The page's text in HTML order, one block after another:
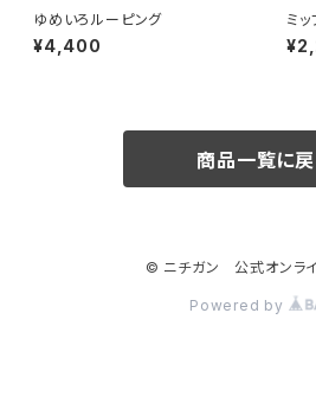
ゆめいろルーピング
¥4,400
ミ
商品一覧に
© ニチガン 公式オンライ
Powered by